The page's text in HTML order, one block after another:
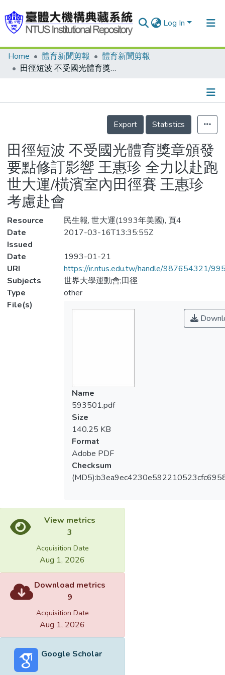
Log In
Communities & Collections
Statistics
Home 體育新聞剪報
體育新聞剪報
田徑短波 不受國光體育獎章頒發要點修訂影響 王惠珍 全力以赴跑世大運/橫濱室內田徑賽 王惠珍考慮赴會
Details
Export
Statistics
田徑短波 不受國光體育獎章頒發
要點修訂影響 王惠珍 全力以赴跑
世大運/橫濱室內田徑賽 王惠珍
考慮赴會
Resource
民生報, 世大運(1993年美國), 頁4
Date
Issued
2017-03-16T13:35:55Z
Date
1993-01-21
URI
https://ir.ntus.edu.tw/handle/987654321/
Subjects
世界大學運動會;田徑
Type
other
File(s)
Name
593501.pdf
Size
140.25 KB
Format
Adobe PDF
Checksum
View metrics
3
Acquisition Date
Aug 1, 2026
Download metrics
9
Acquisition Date
Aug 1, 2026
Google Scholar